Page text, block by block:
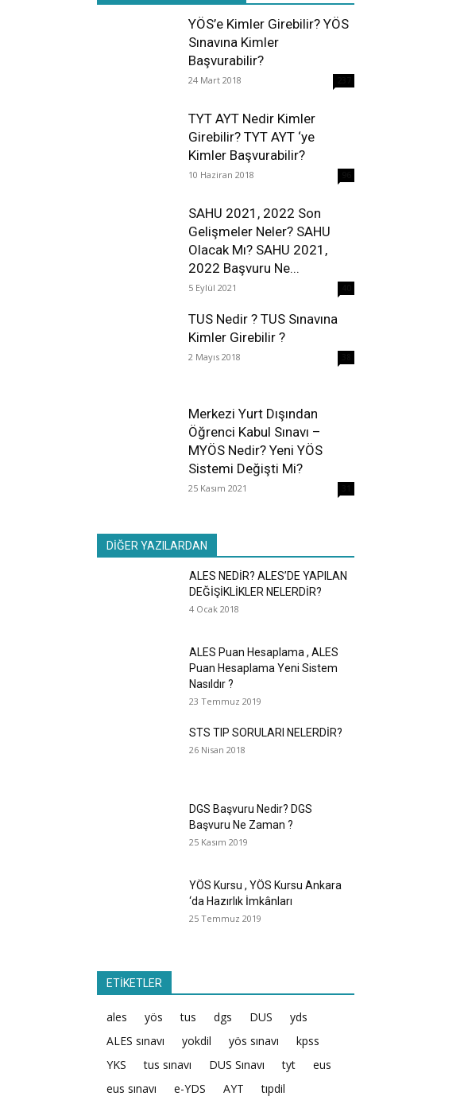
YÖS’e Kimler Girebilir? YÖS
Sınavına Kimler
Başvurabilir?
24 Mart 2018
TYT AYT Nedir Kimler
Girebilir? TYT AYT ‘ye
Kimler Başvurabilir?
10 Haziran 2018
SAHU 2021, 2022 Son
Gelişmeler Neler? SAHU
Olacak Mı? SAHU 2021,
2022 Başvuru Ne...
5 Eylül 2021
TUS Nedir ? TUS Sınavına
Kimler Girebilir ?
2 Mayıs 2018
Merkezi Yurt Dışından
Öğrenci Kabul Sınavı –
MYÖS Nedir? Yeni YÖS
Sistemi Değişti Mi?
25 Kasım 2021
DİĞER YAZILARDAN
ALES NEDİR? ALES’DE YAPILAN
DEĞİŞİKLİKLER NELERDİR?
4 Ocak 2018
ALES Puan Hesaplama , ALES
Puan Hesaplama Yeni Sistem
Nasıldır ?
23 Temmuz 2019
STS TIP SORULARI NELERDİR?
26 Nisan 2018
DGS Başvuru Nedir? DGS
Başvuru Ne Zaman ?
25 Kasım 2019
YÖS Kursu , YÖS Kursu Ankara
‘da Hazırlık İmkânları
25 Temmuz 2019
ETİKETLER
ales yös tus dgs DUS
yds
ALES sınavı
yokdil yös sınavı
kpss
YKS
tus sınavı DUS Sınavı tyt
eus
eus sınavı
e-YDS AYT tıpdil